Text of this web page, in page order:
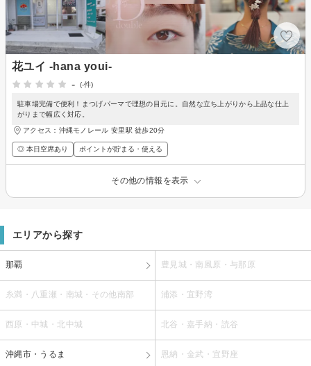
花ユイ -hana youi-
-
(-件)
駐車場完備で便利！まつげパーマで理想の目元に。自然な立ち上がりから上品な仕上
がりまで幅広く対応。
アクセス：沖縄モノレール 安里駅 徒歩20分
◎ 本日空席あり ポイントが貯まる・使える
その他の情報を表示
エリアから探す
那覇 豊見城・南風原・与那原
糸満・八重瀬・南城・その他南部 浦添・宜野湾
西原・中城・北中城 北谷・嘉手納・読谷
沖縄市・うるま 恩納・金武・宜野座